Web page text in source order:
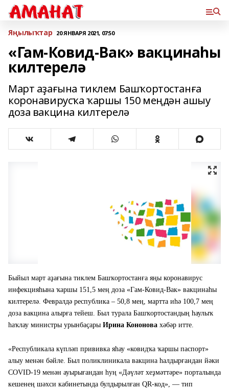
Яңылыҡтар 20 ЯНВАРЯ 2021, 07:50
«Гам-Ковид-Вак» вакцинаһы
килтерелә
Март аҙағына тиклем Башҡортостанға
коронавирусҡа ҡаршы 150 меңдән ашыу
доза вакцина килтерелә
Быйыл март аҙағына тиклем Башҡортостанға яңы коронавирус
инфекцияһына ҡаршы 151,5 мең доза «Гам-Ковид-Вак» вакцинаһы
килтерелә. Февралдә республика – 50,8 мең, мартта иһә 100,7 мең
доза вакцина алырға тейеш. Был турала Башҡортостандың һаулыҡ
һаҡлау министры урынбаҫары Ирина Кононова хәбәр итте.
«Республикала күпләп прививка яһау «ковидҡа ҡаршы паспорт»
алыу менән бәйле. Был поликлиникала вакцина һалдырғандан йәки
COVID-19 менән ауырығандан һуң «Дәүләт хеҙмәттәре» порталында
кешенең шәхси кабинетында булдырылған QR-код», — тип